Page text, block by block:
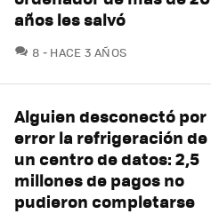
años les salvó
8 COMENTARIOS
HACE 3 AÑOS
Alguien desconectó por
error la refrigeración de
un centro de datos: 2,5
millones de pagos no
pudieron completarse